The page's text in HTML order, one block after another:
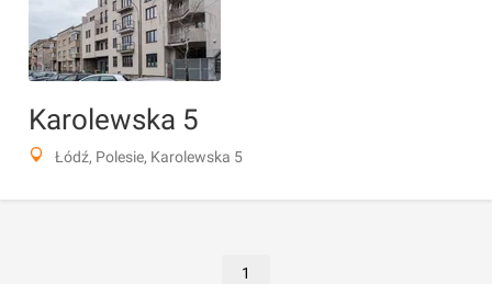
Karolewska 5
Łódź, Polesie, Karolewska 5
1